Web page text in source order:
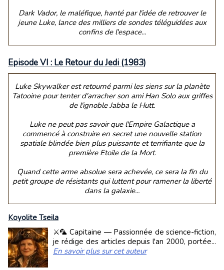
Dark Vador, le maléfique, hanté par l'idée de retrouver le
jeune Luke, lance des milliers de sondes téléguidées aux
confins de l'espace...
Episode VI : Le Retour du Jedi (1983)
Luke Skywalker est retourné parmi les siens sur la planète
Tatooine pour tenter d'arracher son ami Han Solo aux griffes
de l'ignoble Jabba le Hutt.
Luke ne peut pas savoir que l'Empire Galactique a
commencé à construire en secret une nouvelle station
spatiale blindée bien plus puissante et terrifiante que la
première Etoile de la Mort.
Quand cette arme absolue sera achevée, ce sera la fin du
petit groupe de résistants qui luttent pour ramener la liberté
dans la galaxie...
Koyolite Tseila
⚔️🦜 Capitaine — Passionnée de science-fiction,
je rédige des articles depuis l'an 2000, portée...
En savoir plus sur cet auteur